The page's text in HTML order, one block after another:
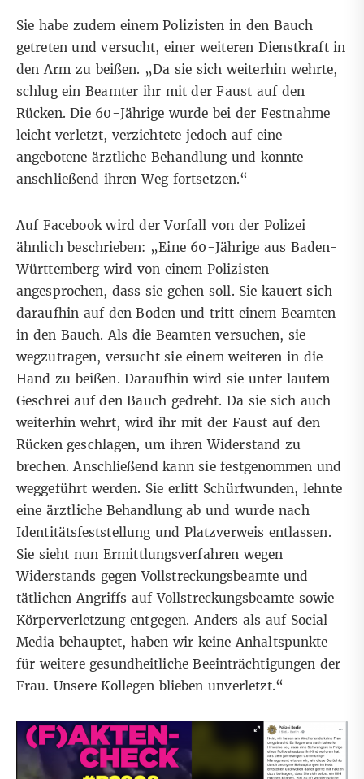
Sie habe zudem einem Polizisten in den Bauch
getreten und versucht, einer weiteren Dienstkraft in
den Arm zu beißen. „Da sie sich weiterhin wehrte,
schlug ein Beamter ihr mit der Faust auf den
Rücken. Die 60-Jährige wurde bei der Festnahme
leicht verletzt, verzichtete jedoch auf eine
angebotene ärztliche Behandlung und konnte
anschließend ihren Weg fortsetzen.“
Auf Facebookwird der Vorfall von der Polizei
ähnlich beschrieben: „Eine 60-Jährige aus Baden-
Württemberg wird von einem Polizisten
angesprochen, dass sie gehen soll. Sie kauert sich
daraufhin auf den Boden und tritt einem Beamten
in den Bauch. Als die Beamten versuchen, sie
wegzutragen, versucht sie einem weiteren in die
Hand zu beißen. Daraufhin wird sie unter lautem
Geschrei auf den Bauch gedreht. Da sie sich auch
weiterhin wehrt, wird ihr mit der Faust auf den
Rücken geschlagen, um ihren Widerstand zu
brechen. Anschließend kann sie festgenommen und
weggeführt werden. Sie erlitt Schürfwunden, lehnte
eine ärztliche Behandlung ab und wurde nach
Identitätsfeststellung und Platzverweis entlassen.
Sie sieht nun Ermittlungsverfahren wegen
Widerstands gegen Vollstreckungsbeamte und
tätlichen Angriffs auf Vollstreckungsbeamte sowie
Körperverletzung entgegen. Anders als auf Social
Media behauptet, haben wir keine Anhaltspunkte
für weitere gesundheitliche Beeinträchtigungen der
Frau. Unsere Kollegen blieben unverletzt.“